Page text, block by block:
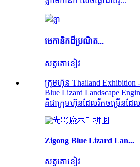
មេកានិកដ៏ប្រណិត...
សត្វតោខៀវ
ក្រុមហ៊ុន Thailand Exhibition
Blue Lizard Landscape
គឺជាក្រុមហ៊ុនដែលរីកចម្រើនដែ
Zigong Blue Lizard Lan...
សត្វតោខៀវ